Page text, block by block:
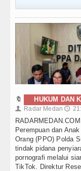
🔖 HUKUM DAN
👤 Radar Medan 🕔
Perempuan dan
Orang (PPO) Polda
tindak pidana
pornografi melalui
TikTok. Direktur